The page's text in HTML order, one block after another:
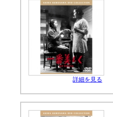
詳細を見る